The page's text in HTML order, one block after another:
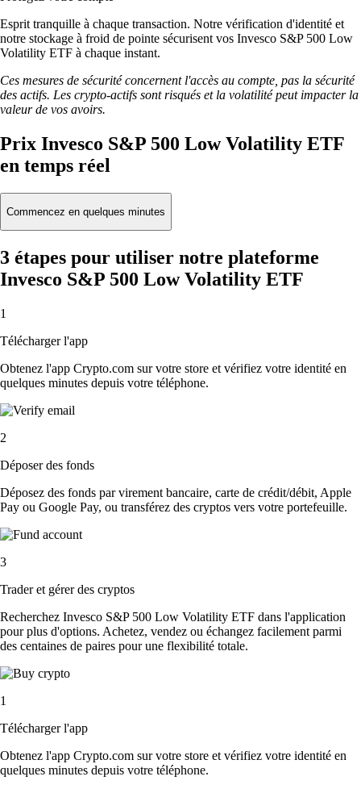
Esprit tranquille à chaque transaction. Notre vérification d'identité et
notre stockage à froid de pointe sécurisent vos Invesco S&P 500 Low
Volatility ETF à chaque instant.
Ces mesures de sécurité concernent l'accès au compte, pas la sécurité
des actifs. Les crypto-actifs sont risqués et la volatilité peut impacter la
valeur de vos avoirs.
Prix Invesco S&P 500 Low Volatility ETF
en temps réel
Commencez en quelques minutes
3 étapes pour utiliser notre plateforme
Invesco S&P 500 Low Volatility ETF
1
Télécharger l'app
Obtenez l'app Crypto.com sur votre store et vérifiez votre identité en
quelques minutes depuis votre téléphone.
2
Déposer des fonds
Déposez des fonds par virement bancaire, carte de crédit/débit, Apple
Pay ou Google Pay, ou transférez des cryptos vers votre portefeuille.
3
Trader et gérer des cryptos
Recherchez Invesco S&P 500 Low Volatility ETF dans l'application
pour plus d'options. Achetez, vendez ou échangez facilement parmi
des centaines de paires pour une flexibilité totale.
1
Télécharger l'app
Obtenez l'app Crypto.com sur votre store et vérifiez votre identité en
quelques minutes depuis votre téléphone.